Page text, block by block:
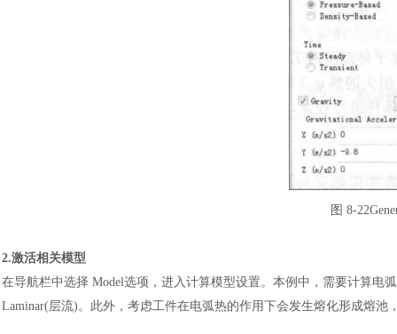
图 8-
2.激活相关模型
在导航栏中选择 Model选项，进入计算模型设置。本例中，需要计算电
Laminar(层流)。此外，考虑工件在电弧热的作用下会发生熔化形成熔